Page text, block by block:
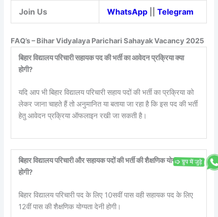
Join Us WhatsApp ||Telegram
FAQ’s – Bihar Vidyalaya Parichari Sahayak Vacancy 2025
बिहार विद्यालय परिचारी सहायक पद की भर्ती का आवेदन प्रक्रिया क्या
होगी?
यदि आप भी बिहार विद्यालय परिचारी सहाय पदों की भर्ती का प्रक्रिया को
लेकर जाना चाहते हैं तो अनुमानित या बताया जा रहा है कि इस पद की भर्ती
हेतु आवेदन प्रक्रिया ऑफलाइन रखी जा सकती है।
बिहार विद्यालय परिचारी और सहायक पदों की भर्ती की शैक्षणिक योग्यता क्या
होगी?
बिहार विद्यालय परिचारी पद के लिए 10सवीं पास वही सहायक पद के लिए
12वीं पास की शैक्षणिक योग्यता देनी होगी।